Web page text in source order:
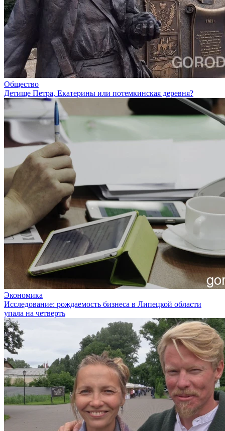
Общество
Детище Петра, Екатерины или потемкинская деревня?
Экономика
Исследование: рождаемость бизнеса в Липецкой области
упала на четверть